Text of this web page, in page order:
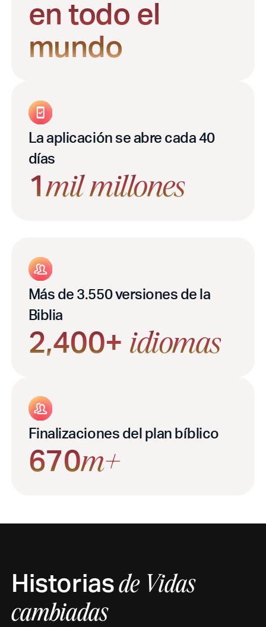
en todo el
mundo
La aplicación se abre cada 40
días
1mil millones
Más de 3.550 versiones de la
Biblia
2,400+ idiomas
Finalizaciones del plan bíblico
670m+
Historiasde Vidas
cambiadas